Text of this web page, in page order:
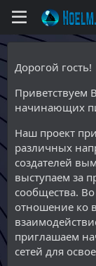
Дорогой гость!
Приветствуем
начинающих
Наш проект
различных
создателей
выступаем за
сообщества.
отношение ко
приглашаем
сетей для